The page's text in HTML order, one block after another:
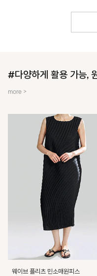
#다양하게 활용 가능,
more >
웨이브 플리츠 민소매원피스